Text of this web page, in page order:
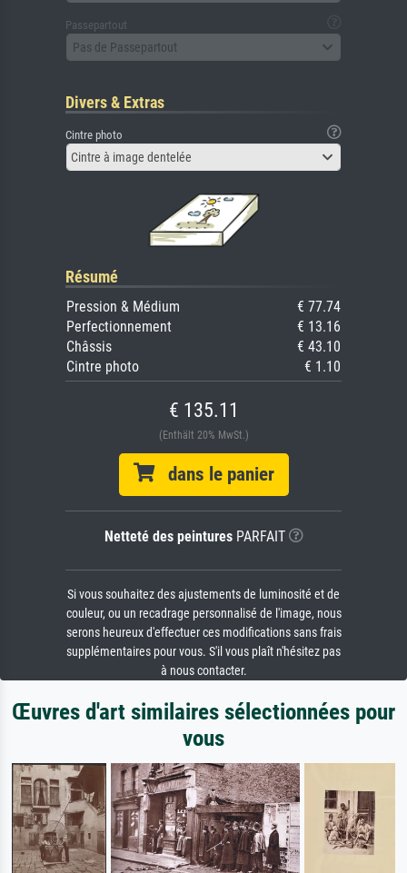
Passepartout
Pas de Passepartout
Divers & Extras
Cintre photo
Cintre à image dentelée
Résumé
Pression & Médium
€ 77.74
Perfectionnement
€ 13.16
Châssis
€ 43.10
Cintre photo
€ 1.10
€ 135.11
(Enthält 20% MwSt.)
dans le panier
Netteté des peinturesPARFAIT
Si vous souhaitez des ajustements de luminosité et de
couleur, ou un recadrage personnalisé de l'image, nous
serons heureux d'effectuer ces modifications sans frais
supplémentaires pour vous. S'il vous plaît n'hésitez pas
à nous contacter.
Œuvres d'art similaires sélectionnées pour
vous